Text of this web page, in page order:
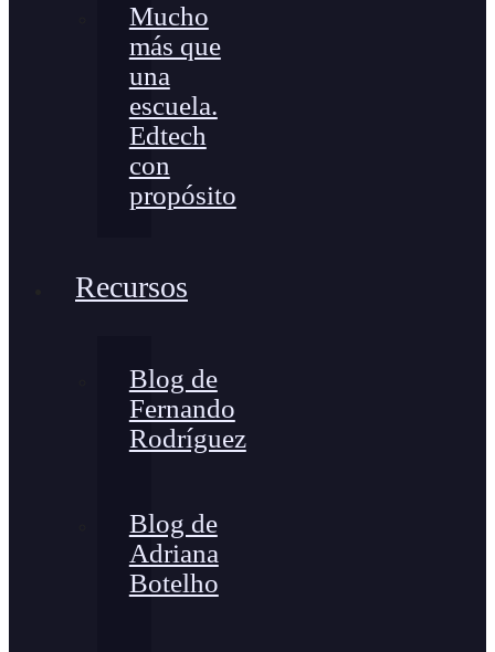
Mucho
más que
una
escuela.
Edtech
con
propósito
Recursos
Blog de
Fernando
Rodríguez
Blog de
Adriana
Botelho